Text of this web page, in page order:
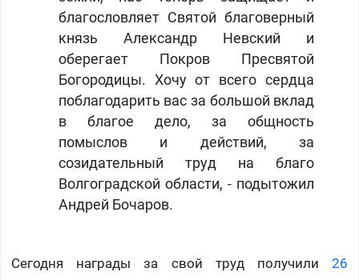
благословляет Святой благоверный
князь Александр Невский и
оберегает Покров Пресвятой
Богородицы. Хочу от всего сердца
поблагодарить вас за большой вклад
в благое дело, за общность
помыслов и действий, за
созидательный труд на благо
Волгоградской области, - подытожил
Андрей Бочаров.
Сегодня награды за свой труд получили26